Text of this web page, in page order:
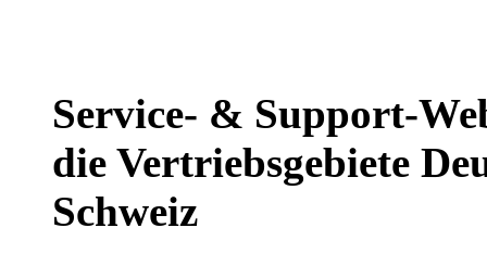
Service- & Support-
die Vertriebsgebiete
Schweiz